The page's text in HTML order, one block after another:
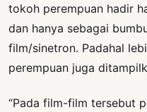
tokoh perempuan hadir
dan hanya sebagai
film/sinetron. Padahal
perempuan juga
“Pada film-film tersebut